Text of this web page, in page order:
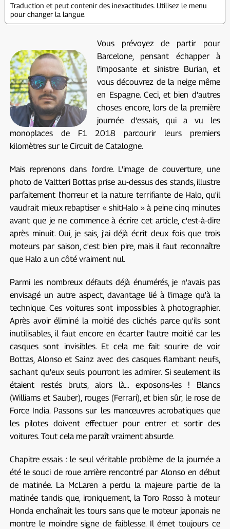
Traduction et peut contenir des inexactitudes. Utilisez le menu
pour changer la langue.
Vous prévoyez de partir pour
Barcelone, pensant échapper à
l'imposante et sinistre Burian, et
vous découvrez de la neige même
en Espagne. Ceci, et bien d'autres
choses encore, lors de la première
journée d'essais, qui a vu les
monoplaces de F1 2018 parcourir leurs premiers
kilomètres sur le Circuit de Catalogne.
Mais reprenons dans l'ordre. L'image de couverture, une
photo de Valtteri Bottas prise au-dessus des stands, illustre
parfaitement l'horreur et la nature terrifiante de Halo, qu'il
vaudrait mieux rebaptiser « shitHalo » à peine cinq minutes
avant que je ne commence à écrire cet article, c'est-à-dire
après minuit. Oui, je sais, j'ai déjà écrit deux fois que trois
moteurs par saison, c'est bien pire, mais il faut reconnaître
que Halo a un côté vraiment nul.
Parmi les nombreux défauts déjà énumérés, je n'avais pas
envisagé un autre aspect, davantage lié à l'image qu'à la
technique. Ces voitures sont impossibles à photographier.
Après avoir éliminé la moitié des clichés parce qu'ils sont
inutilisables, il faut encore en écarter l'autre moitié car les
casques sont invisibles. Et cela me fait sourire de voir
Bottas, Alonso et Sainz avec des casques flambant neufs,
sachant qu'eux seuls pourront les admirer. Si seulement ils
étaient restés bruts, alors là… exposons-les ! Blancs
(Williams et Sauber), rouges (Ferrari), et bien sûr, le rose de
Force India. Passons sur les manœuvres acrobatiques que
les pilotes doivent effectuer pour entrer et sortir des
voitures. Tout cela me paraît vraiment absurde.
Chapitre essais : le seul véritable problème de la journée a
été le souci de roue arrière rencontré par Alonso en début
de matinée. La McLaren a perdu la majeure partie de la
matinée tandis que, ironiquement, la Toro Rosso à moteur
Honda enchaînait les tours sans que le moteur japonais ne
montre le moindre signe de faiblesse. Il émet toujours ce